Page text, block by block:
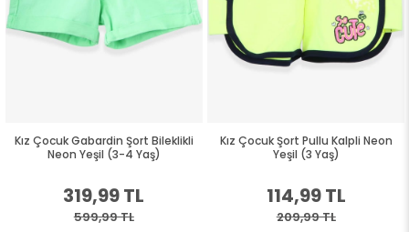
Gabardin Şort Bileklikli
Neon Yeşil (3-4 Yaş)
319,99 TL
599,99 TL
Kız Çocuk Şort Pullu Kalpli Neon
Yeşil (3 Yaş)
114,99 TL
209,99 TL
Kız